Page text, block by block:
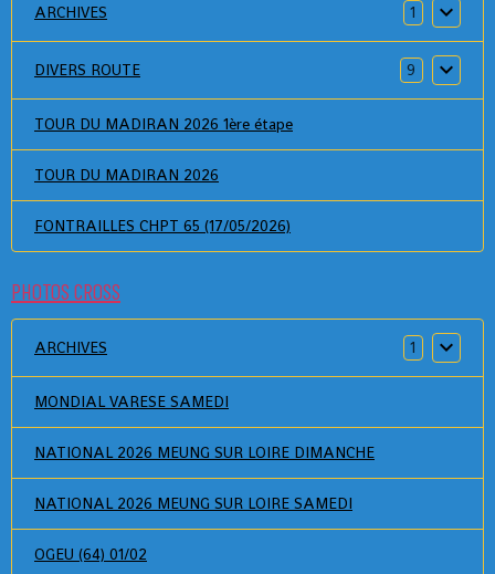
ARCHIVES 1
DIVERS ROUTE 9
TOUR DU MADIRAN 2026 1ère étape
TOUR DU MADIRAN 2026
FONTRAILLES CHPT 65 (17/05/2026)
PHOTOS CROSS
ARCHIVES 1
MONDIAL VARESE SAMEDI
NATIONAL 2026 MEUNG SUR LOIRE DIMANCHE
NATIONAL 2026 MEUNG SUR LOIRE SAMEDI
OGEU (64) 01/02